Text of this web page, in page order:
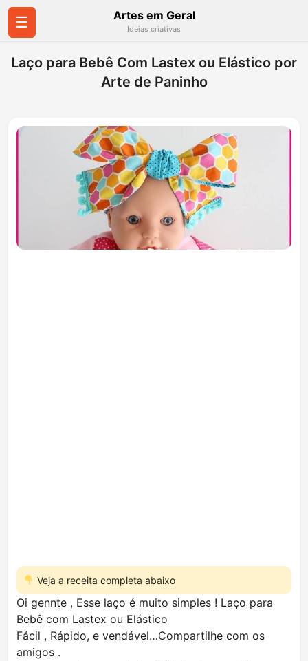
☰ Artes em Geral
Ideias criativas
Laço para Bebê Com Lastex ou Elástico por
Arte de Paninho
Veja a receita completa abaixo
Oi gennte , Esse laço é muito simples ! Laço para
Bebê com Lastex ou Elástico
Fácil , Rápido, e vendável…Compartilhe com os
amigos .